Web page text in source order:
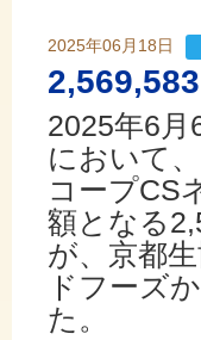
2025年06月18日
2025年6
において
コープCS
額となる
が、京都
ドフーズ
た。